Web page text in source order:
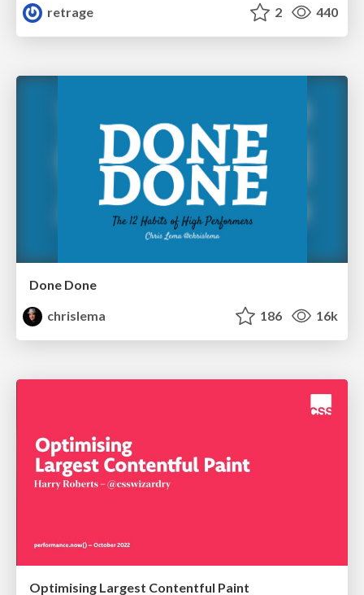
retrage
2 440
Done Done
chrislema
186 16k
Optimising Largest Contentful Paint